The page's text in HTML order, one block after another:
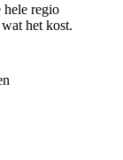
regio
het kost.